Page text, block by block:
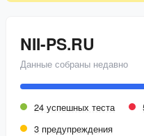
NII-PS.RU
Данные собраны недавно
24 успешных теста
3 предупреждения